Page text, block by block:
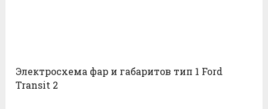
Электросхема фар и габаритов тип 1 Ford
Transit 2